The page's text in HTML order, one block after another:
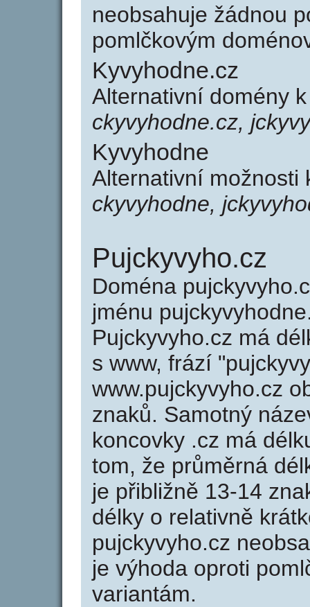
neobsahuje žádnou
pomlčkovým
Kyvyhodne.cz
Alternativní domény
ckyvyhodne.cz,
Kyvyhodne
Alternativní možnosti
ckyvyhodne,
Pujckyvyho.cz
Doména
jménu
Pujckyvyho.cz má
s www, frází
www.pujckyvyho.cz
znaků. Samotný
koncovky .cz má
tom, že průměrná
je přibližně 13-14
délky o relativně
pujckyvyho.cz
je výhoda oproti
variantám.